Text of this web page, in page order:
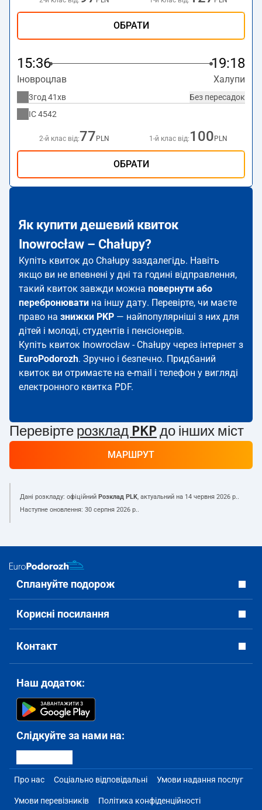
ОБРАТИ
15:36 19:18
Іновроцлав Халупи
Без пересадок
3год 41хв
IC4542
2-й клас від:77 PLN 1-й клас від: 100 PLN
ОБРАТИ
Як купити дешевий квиток
Inowrocław – Chałupy?
Купіть квиток до Chałupy заздалегідь. Навіть
якщо ви не впевнені у дні та годині відправлення,
такий квиток завжди можна повернути або
перебронювати на іншу дату. Перевірте, чи маєте
право на знижки PKP — найпопулярніші з них для
дітей і молоді, студентів і пенсіонерів.
Купіть квиток Inowrocław - Chałupy через інтернет з
EuroPodorozh. Зручно і безпечно. Придбаний
квиток ви отримаєте на e-mail і телефон у вигляді
електронного квитка PDF.
Перевірте розклад PKP до інших міст
МАРШРУТ
Дані розкладу: офіційний Розклад PLK, актуальний на 14 червня 2026 р..
Наступне оновлення: 30 серпня 2026 р..
Сплануйте подорож
Корисні посилання
Контакт
Наш додаток:
Слідкуйте за нами на:
Про нас Соціально відповідальні Умови надання послуг
Умови перевізників Політика конфіденційності